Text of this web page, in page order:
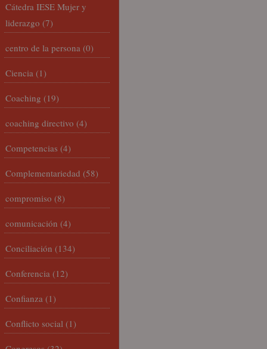
Cátedra IESE Mujer y
liderazgo (7)
centro de la persona (0)
Ciencia (1)
Coaching (19)
coaching directivo (4)
Competencias (4)
Complementariedad (58)
compromiso (8)
comunicación (4)
Conciliación (134)
Conferencia (12)
Confianza (1)
Conflicto social (1)